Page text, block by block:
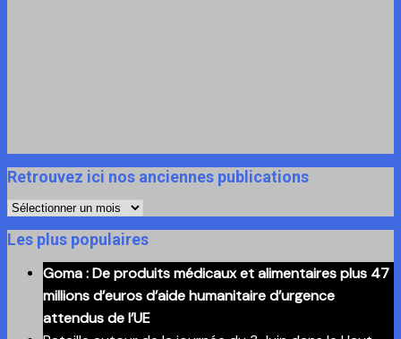
Retrouvez ici nos anciennes publications
Retrouvez
ici
anciennes
publications
Les plus populaires
Goma : De produits médicaux et alimentaires plus 47
millions d’euros d’aide humanitaire d’urgence
attendus de l’UE